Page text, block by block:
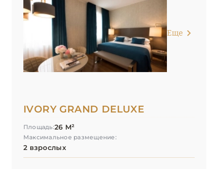
Еще
IVORY GRAND DELUXE
Площадь:26 М²
Максимальное размещение:
2 взрослых